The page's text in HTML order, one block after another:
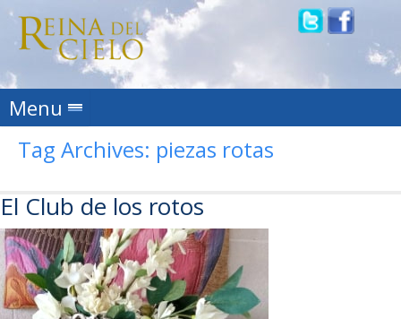
Menu Skip to content
Tag Archives: piezas rotas
El Club de los rotos